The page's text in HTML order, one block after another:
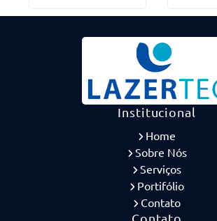
Institucional
Home
Sobre Nós
Serviços
Portifólio
Contato
Contato